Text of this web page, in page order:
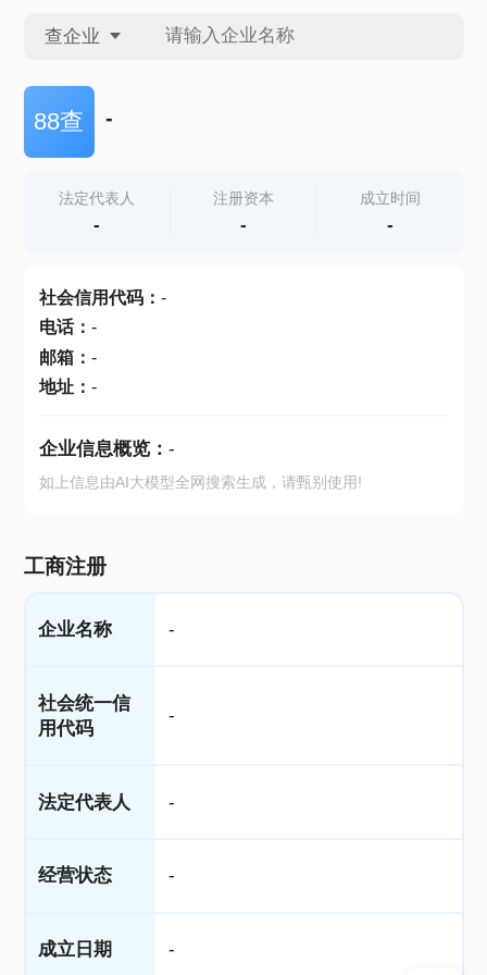
查企业
查企业
查产地
88查 -
法定代表人
-
注册资本
-
成立时间
-
社会信用代码： -
电话： -
邮箱： -
地址： -
企业信息概览： -
如上信息由AI大模型全网搜索生成，请甄别使用!
工商注册
企业名称 -
社会统一信
用代码
-
法定代表人 -
经营状态 -
成立日期 -